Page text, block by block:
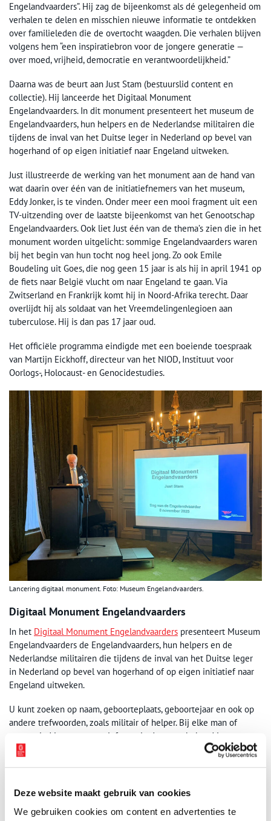
Deze website maakt gebruik van cookies
We gebruiken cookies om content en advertenties te
Engelandvaarders”. Hij zag de bijeenkomst als dé gelegenheid om
verhalen te delen en misschien nieuwe informatie te ontdekken
over familieleden die de overtocht waagden. Die verhalen blijven
volgens hem “een inspiratiebron voor de jongere generatie —
over moed, vrijheid, democratie en verantwoordelijkheid.”
Daarna was de beurt aan Just Stam (bestuurslid content en
collectie). Hij lanceerde het Digitaal Monument
Engelandvaarders. In dit monument presenteert het museum de
Engelandvaarders, hun helpers en de Nederlandse militairen die
tijdens de inval van het Duitse leger in Nederland op bevel van
hogerhand of op eigen initiatief naar Engeland uitweken.
Just illustreerde de werking van het monument aan de hand van
wat daarin over één van de initiatiefnemers van het museum,
Eddy Jonker, is te vinden. Onder meer een mooi fragment uit een
TV-uitzending over de laatste bijeenkomst van het Genootschap
Engelandvaarders. Ook liet Just één van de thema’s zien die in het
monument worden uitgelicht: sommige Engelandvaarders waren
bij het begin van hun tocht nog heel jong. Zo ook Emile
Boudeling uit Goes, die nog geen 15 jaar is als hij in april 1941 op
de fiets naar België vlucht om naar Engeland te gaan. Via
Zwitserland en Frankrijk komt hij in Noord-Afrika terecht. Daar
overlijdt hij als soldaat van het Vreemdelingenlegioen aan
tuberculose. Hij is dan pas 17 jaar oud.
Het officiële programma eindigde met een boeiende toespraak
van Martijn Eickhoff, directeur van het NIOD, Instituut voor
Oorlogs-, Holocaust- en Genocidestudies.
Lancering digitaal monument. Foto: Museum Engelandvaarders.
Digitaal Monument Engelandvaarders
In het Digitaal Monument Engelandvaarders presenteert Museum
Engelandvaarders de Engelandvaarders, hun helpers en de
Nederlandse militairen die tijdens de inval van het Duitse leger
in Nederland op bevel van hogerhand of op eigen initiatief naar
Engeland uitweken.
U kunt zoeken op naam, geboorteplaats, geboortejaar en ook op
andere trefwoorden, zoals militair of helper. Bij elke man of
vrouw vind je, voor zover informatie daarover bekend is, een
korte biografie, foto’s, documenten, objecten uit de collectie en
waaronder bijna 3.000 namen van Engelandvaarders. Alle
informatie wordt voortdurend gecontroleerd en aangevuld. Het is